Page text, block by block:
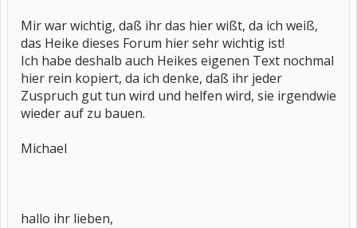
Mir war wichtig, daß ihr das hier wißt, da ich weiß,
das Heike dieses Forum hier sehr wichtig ist!
Ich habe deshalb auch Heikes eigenen Text nochmal
hier rein kopiert, da ich denke, daß ihr jeder
Zuspruch gut tun wird und helfen wird, sie irgendwie
wieder auf zu bauen.
Michael
hallo ihr lieben,